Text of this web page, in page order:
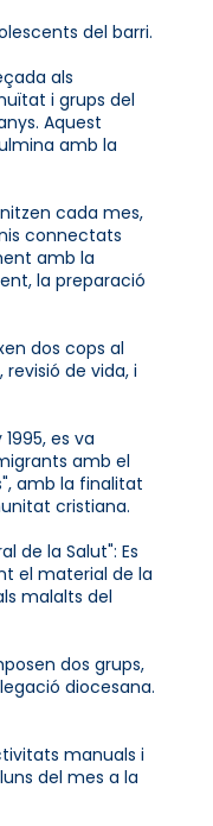
del barri.
als
i grups del
Aquest
amb la
cada mes,
connectats
amb la
la preparació
dos cops al
de vida, i
es va
amb el
amb la finalitat
cristiana.
de la Salut": Es
el material de la
malalts del
dos grups,
diocesana.
manuals i
del mes a la